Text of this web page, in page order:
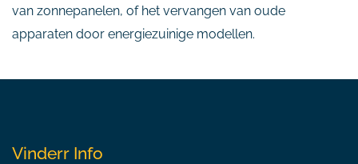
van zonnepanelen, of het vervangen van oude
apparaten door energiezuinige modellen.
Vinderr Info